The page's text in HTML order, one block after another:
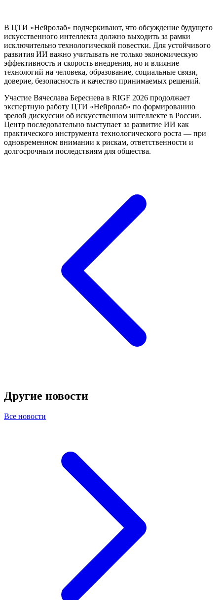
В ЦТИ «Нейролаб» подчеркивают, что обсуждение будущего
искусственного интеллекта должно выходить за рамки
исключительно технологической повестки. Для устойчивого
развития ИИ важно учитывать не только экономическую
эффективность и скорость внедрения, но и влияние
технологий на человека, образование, социальные связи,
доверие, безопасность и качество принимаемых решений.
Участие Вячеслава Береснева в RIGF 2026 продолжает
экспертную работу ЦТИ «Нейролаб» по формированию
зрелой дискуссии об искусственном интеллекте в России.
Центр последовательно выступает за развитие ИИ как
практического инструмента технологического роста — при
одновременном внимании к рискам, ответственности и
долгосрочным последствиям для общества.
Другие новости
Все новости